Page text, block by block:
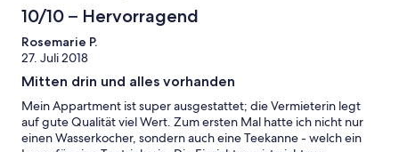
10/10 – Hervorragend
Rosemarie P.
27. Juli 2018
Mitten drin und alles vorhanden
Mein Appartment ist super ausgestattet; die Vermieterin legt
auf gute Qualität viel Wert. Zum ersten Mal hatte ich nicht nur
einen Wasserkocher, sondern auch eine Teekanne - welch ein